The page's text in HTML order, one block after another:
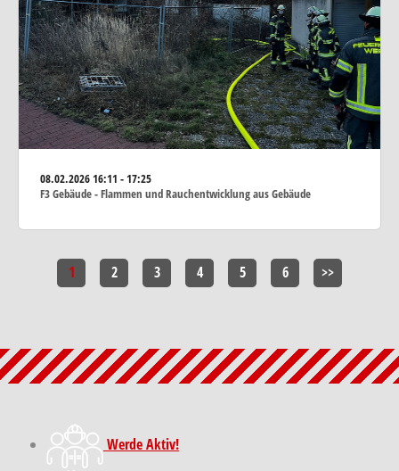
08.02.202616:11 - 17:25
F3 Gebäude - Flammen und Rauchentwicklung aus Gebäude
1 2 3 4 5 6 >>
Werde Aktiv!